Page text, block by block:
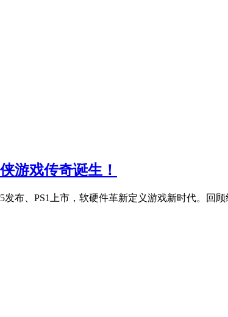
游戏传奇诞生！
布、PS1上市，软硬件革新定义游戏新时代。回